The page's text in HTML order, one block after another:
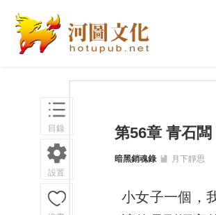
第56章 青石闆
暗黑銷魂錄 月下靜思
小女子一個，
目錄
設置